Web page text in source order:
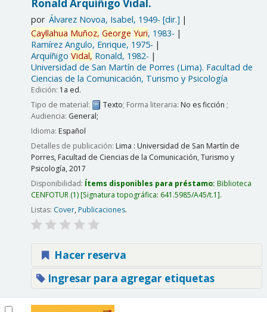
Ronald Arquíñigo Vidal.
por Álvarez Novoa, Isabel, 1949- [dir.]
Cayllahua Muñoz, George Yuri, 1983-
Ramírez Angulo, Enrique, 1975-
Arquíñigo Vidal, Ronald, 1982-
Universidad de San Martín de Porres (Lima). Facultad de
Ciencias de la Comunicación, Turismo y Psicología
Edición: 1a ed.
Tipo de material:
Texto; Forma literaria: No es ficción ;
Audiencia: General;
Idioma: Español
Detalles de publicación: Lima : Universidad de San Martín de
Porres, Facultad de Ciencias de la Comunicación, Turismo y
Psicología,2017
Disponibilidad: Ítems disponibles para préstamo: Biblioteca
CENFOTUR(1) Signatura topográfica: 641.5985/A45/t.1 .
Listas: Cover,Publicaciones.
Hacer reserva
Ingresar para agregar etiquetas